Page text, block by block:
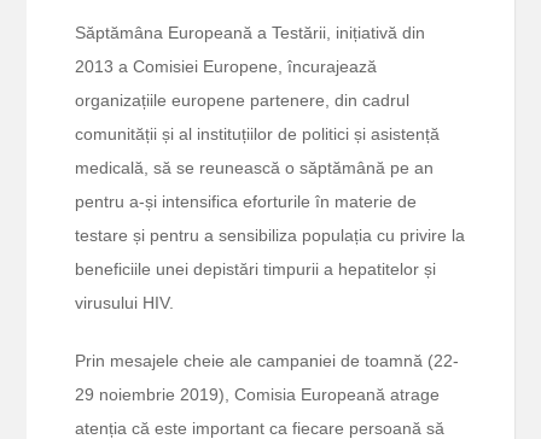
Săptămâna Europeană a Testării, inițiativă din
2013 a Comisiei Europene, încurajează
organizațiile europene partenere, din cadrul
comunității și al instituțiilor de politici și asistență
medicală, să se reunească o săptămână pe an
pentru a-și intensifica eforturile în materie de
testare și pentru a sensibiliza populația cu privire la
beneficiile unei depistări timpurii a hepatitelor și
virusului HIV.
Prin mesajele cheie ale campaniei de toamnă (22-
29 noiembrie 2019), Comisia Europeană atrage
atenția că este important ca fiecare persoană să